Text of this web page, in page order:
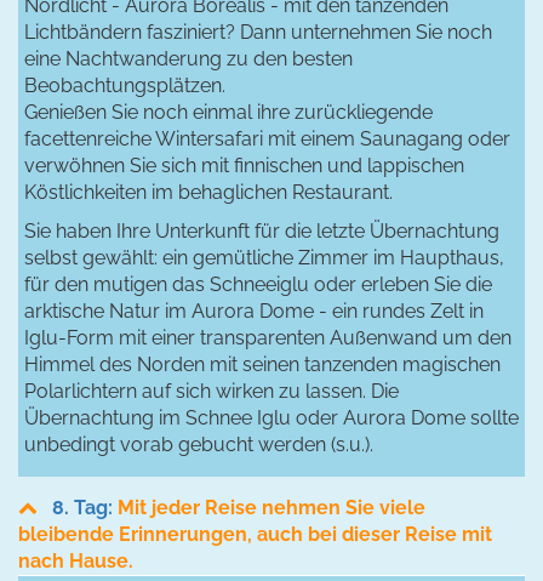
Nordlicht - Aurora Borealis - mit den tanzenden
Lichtbändern fasziniert? Dann unternehmen Sie noch
eine Nachtwanderung zu den besten
Beobachtungsplätzen.
Genießen Sie noch einmal ihre zurückliegende
facettenreiche Wintersafari mit einem Saunagang oder
verwöhnen Sie sich mit finnischen und lappischen
Köstlichkeiten im behaglichen Restaurant.
Sie haben Ihre Unterkunft für die letzte Übernachtung
selbst gewählt: ein gemütliche Zimmer im Haupthaus,
für den mutigen das Schneeiglu oder erleben Sie die
arktische Natur im Aurora Dome - ein rundes Zelt in
Iglu-Form mit einer transparenten Außenwand um den
Himmel des Norden mit seinen tanzenden magischen
Polarlichtern auf sich wirken zu lassen. Die
Übernachtung im Schnee Iglu oder Aurora Dome sollte
unbedingt vorab gebucht werden (s.u.).
8. Tag: Mit jeder Reise nehmen Sie viele
bleibende Erinnerungen, auch bei dieser Reise mit
nach Hause.